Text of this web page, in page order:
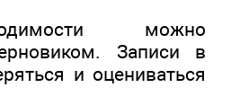
можно
Записи в
и оцениваться